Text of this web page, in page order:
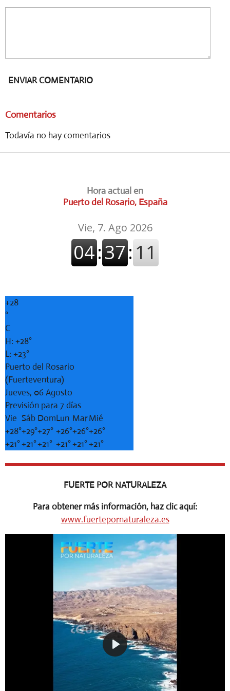
ENVIAR COMENTARIO
Comentarios
Todavía no hay comentarios
Hora actual en
Puerto del Rosario, España
+28
°
C
H: +28°
L: +23°
Puerto del Rosario
(Fuerteventura)
Jueves, 06 Agosto
Previsión para 7 días
Vie Sáb DomLun MarMié
+28°+29°+27° +26°+26°+26°
+21°+21°+21° +21°+21°+21°
FUERTE POR NATURALEZA
Para obtener más información, haz clic aquí:
www.fuertepornaturaleza.es
P